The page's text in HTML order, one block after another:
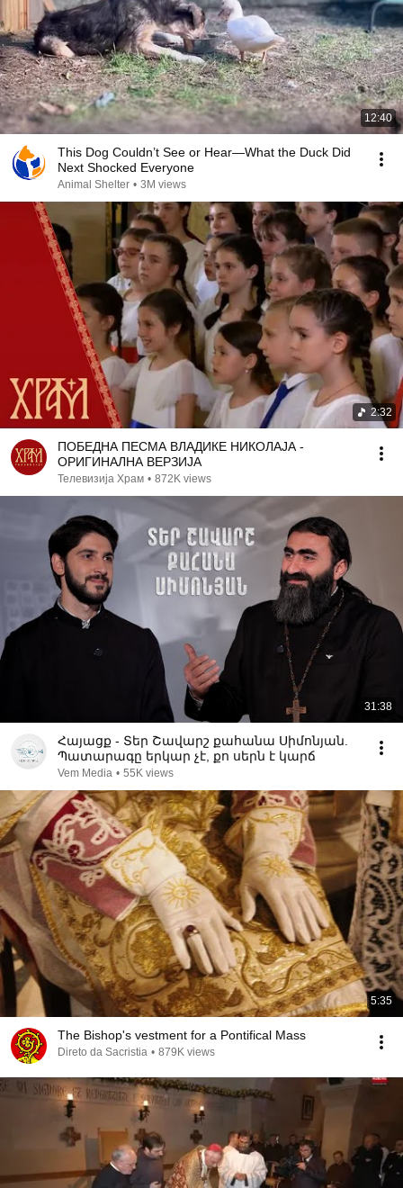
12:40
This Dog Couldn’t See or Hear—What the Duck Did
Next Shocked Everyone
Animal Shelter • 3M views
2:32
ПОБЕДНА ПЕСМА ВЛАДИКЕ НИКОЛАЈА -
ОРИГИНАЛНА ВЕРЗИЈА
Телевизија Храм • 872K views
31:38
Հայացք - Տեր Շավարշ քահանա Սիմոնյան.
Պատարագը երկար չէ, քո սերն է կարճ
Vem Media • 55K views
5:35
The Bishop's vestment for a Pontifical Mass
Direto da Sacristia • 879K views